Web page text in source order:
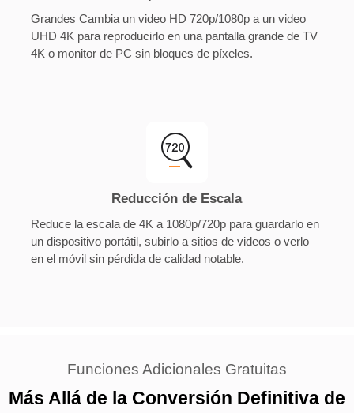
Grandes Cambia un video HD 720p/1080p a un video
UHD 4K para reproducirlo en una pantalla grande de TV
4K o monitor de PC sin bloques de píxeles.
Reducción de Escala
Reduce la escala de 4K a 1080p/720p para guardarlo en
un dispositivo portátil, subirlo a sitios de videos o verlo
en el móvil sin pérdida de calidad notable.
Funciones Adicionales Gratuitas
Más Allá de la Conversión Definitiva de